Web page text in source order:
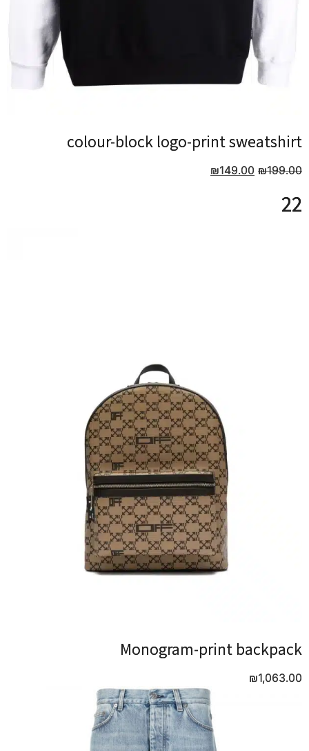
colour-block logo-print sweatshirt
₪199.00
₪149.00
22
Monogram-print backpack
₪1,063.00
colour-block logo-print sweatshirt
₪199.00
₪149.00
22
Monogram-print backpack
₪1,063.00